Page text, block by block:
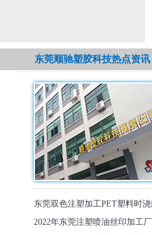
东莞顺驰塑胶科技热点资讯
东莞双色注塑加工PET塑料时
2022年东莞注塑喷油丝印加工